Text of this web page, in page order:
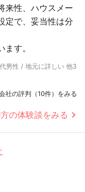
来性、ハウスメー
定で、妥当性は分
す。
男性 / 地元に詳しい 他3
の評判（10件）をみる
の体験談をみる